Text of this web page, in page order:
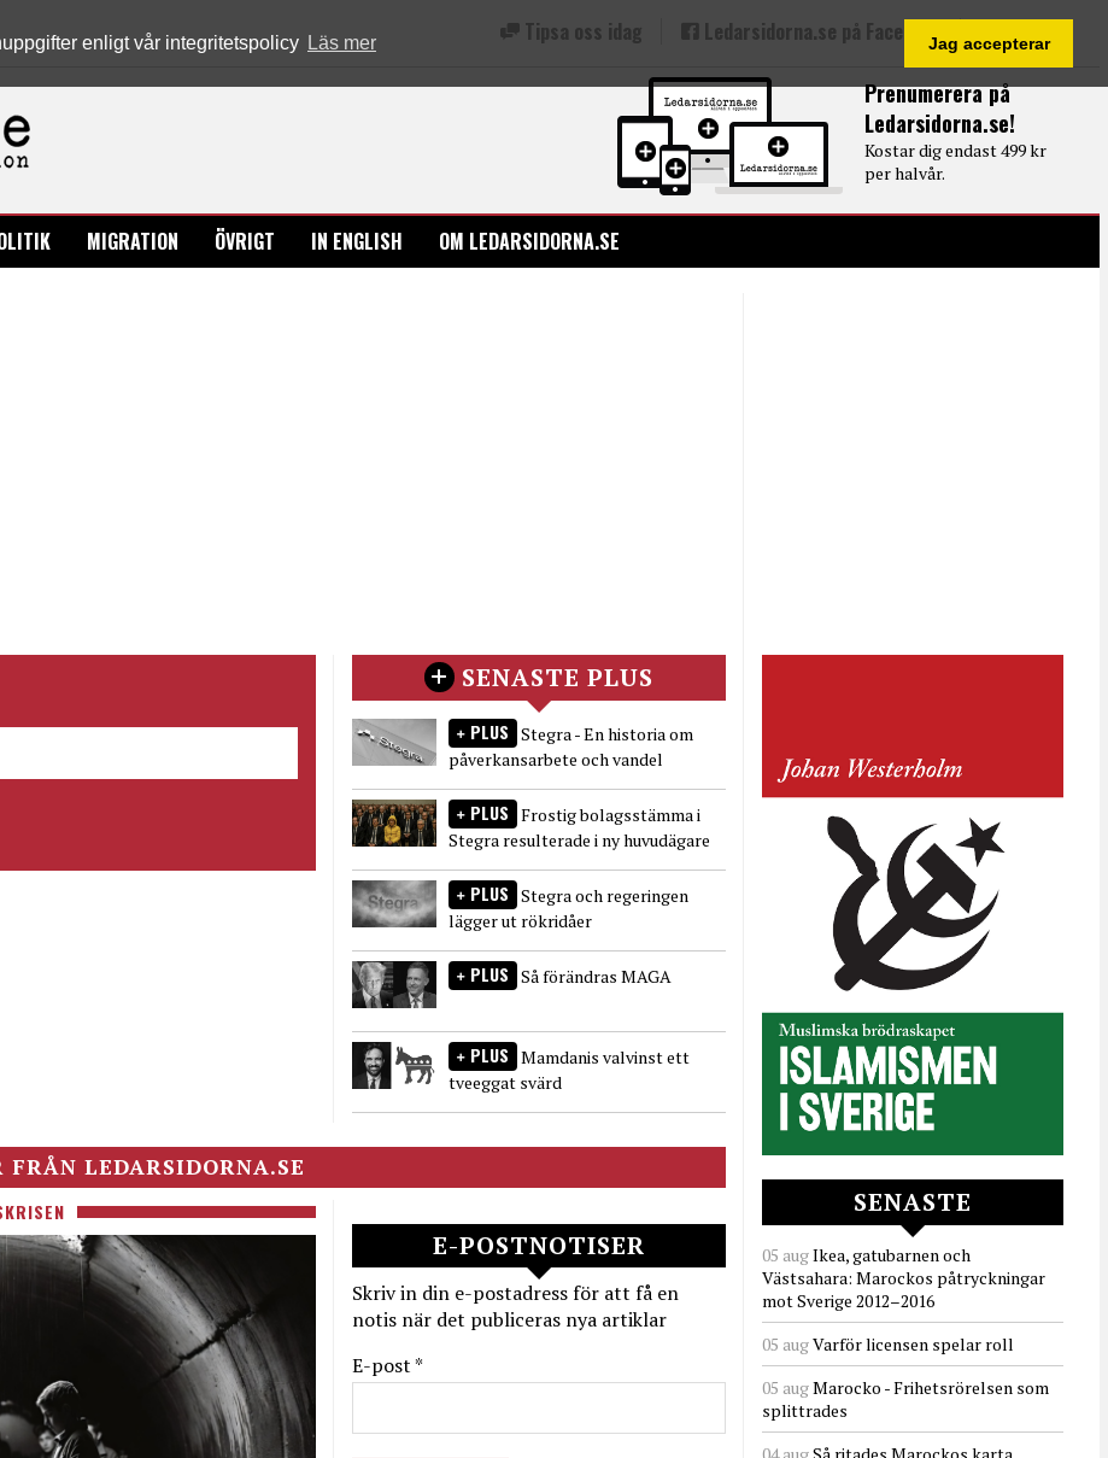
enligt vår integritetspolicy Läs mer Jag accepterar
Prenumerera på
Ledarsidorna.se!
Kostar dig endast 499 kr
per halvår.
Tipsa oss idag Ledarsidorna.se på Facebook
MIGRATION ÖVRIGT IN ENGLISH OM LEDARSIDORNA.SE
SENASTE PLUS
PLUS Stegra - En historia om
påverkansarbete och vandel
PLUS Frostig bolagsstämma i
Stegra resulterade i ny huvudägare
PLUS Stegra och regeringen
lägger ut rökridåer
PLUS Så förändras MAGA
PLUS Mamdanis valvinst ett
tveeggat svärd
FRÅN LEDARSIDORNA.SE
E-POSTNOTISER
Skriv in din e-postadress för att få en
notis när det publiceras nya artiklar
E-post *
SENASTE
05 augIkea, gatubarnen och
Västsahara: Marockos påtryckningar
mot Sverige 2012–2016
05 augVarför licensen spelar roll
05 augMarocko - Frihetsrörelsen som
splittrades